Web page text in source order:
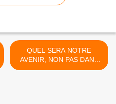
QUEL SERA NOTRE
AVENIR, NON PAS DANS
UN QUINQUENNAT, MAIS